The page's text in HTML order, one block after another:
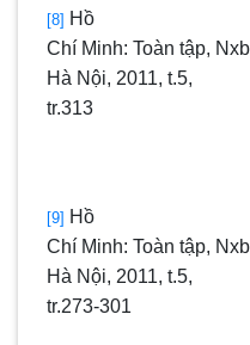
[8] Hồ
Chí Minh: Toàn tập,
Hà Nội, 2011, t.5,
tr.313
[9] Hồ
Chí Minh: Toàn tập,
Hà Nội, 2011, t.5,
tr.273-301